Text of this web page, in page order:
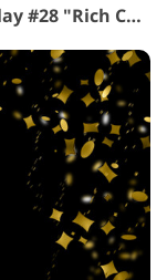
Gratis Photoshop met gouden overlay #28 "Rich Color"